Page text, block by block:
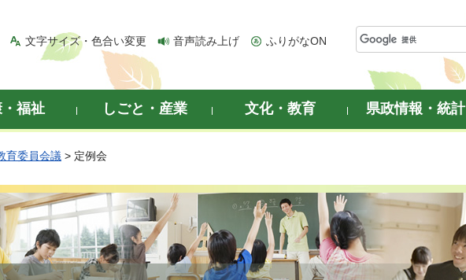
文字サイズ・色合い変更 音声読み上げ ふりがなON
福祉 しごと・産業 文化・教育 県政情報・統計
育委員会議 > 定例会